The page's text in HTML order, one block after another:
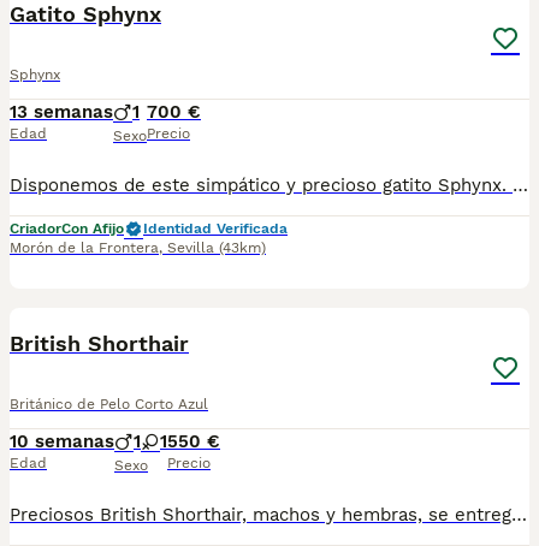
Gatito Sphynx
Sphynx
13 semanas
Edad
1
Sexo
700 €
Precio
Disponemos de este simpático y precioso gatito Sphynx. Tiene un carácter de lo mas cariñoso, es super divertido, le encanta jugar y recibir mimitos. Si quieres mas información, envíame un wassap al 647 70 07 69 y te daré toda la información que necesites. Se ruega seriedad.
CriadorCon Afijo
Identidad Verificada
Morón de la Frontera, Sevilla (43km)
British Shorthair
Británico de Pelo Corto Azul
10 semanas
Edad
1 1
Sexo
550 €
Precio
Preciosos British Shorthair, machos y hembras, se entregan vacunados y desparasitados con cartilla veterinaria, excelente morfología, pelo y carácter muy cariñosos, se entregan comiendo pienso en seco y yendo al arenero. Garantía vírica por escrito, Criados en ambiente familiar, tranquilo y con todo el cariño. Antes de comprar tiene que saber que ser un dueño responsable de un gatito implica comprometerse a brindarles atención económica, física y emocional a largo plazo, incluyendo alimentación de calidad, un entorno seguro, visitas veterinarias regulares, aseo, tiempo de juego y planificación para toda su vida, ya que dependen de ti para su bienestar. Es una decisión importante que no debe tomarse impulsivamente, ya que implica costos, tiempo y el compromiso de atender las necesidades específicas del gato durante toda su vida, abarcando desde vacunas, esterilización, tratamientos, etc y disponer de fondos de emergencia para cualquier imprevisto. En caso de envío debe ser el cliente el que contrate con la una agencia de transporte de mascotas autorizada, para el envío los gatitos tienen que haber cumplido los 2 meses de edad y viajar con su cartilla con la desaparición y primera vacuna puesta. El precio no incluye iva, envío, ni otros traslados en caso de necesitarlo